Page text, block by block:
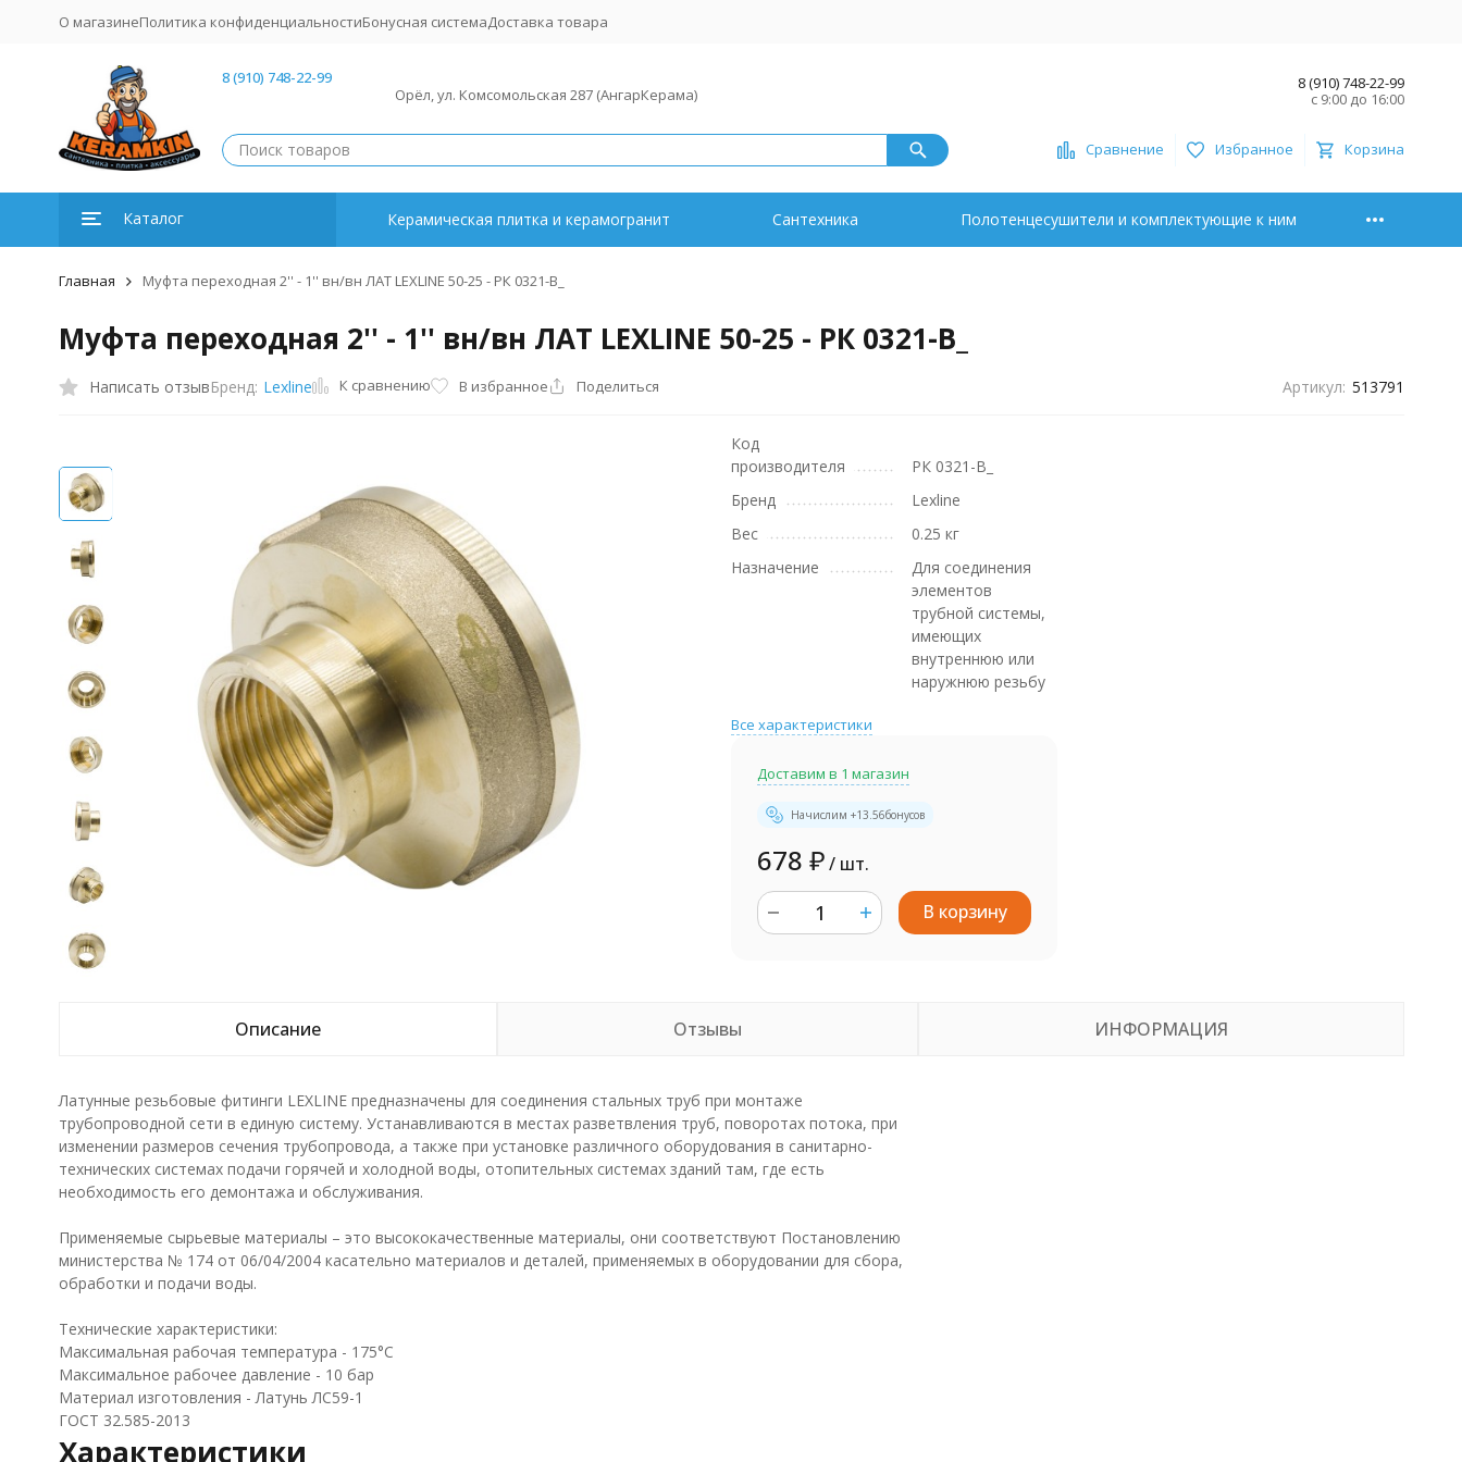
О магазинеПолитика конфиденциальностиБонусная системаДоставка товара
8 (910) 748-22-99
Орёл, ул. Комсомольская 287 (АнгарКерама)
8 (910) 748-22-99
с 9:00 до 16:00
Сравнение Избранное Корзина
Каталог Керамическая плитка и керамогранит Сантехника Полотенцесушители и комплектующие к ним
Главная Муфта переходная 2'' - 1'' вн/вн ЛАТ LEXLINE 50-25 - РК 0321-В_
Муфта переходная 2'' - 1'' вн/вн ЛАТ LEXLINE 50-25 - РК 0321-В_
Написать отзывБренд: Lexline К сравнению В избранное Поделиться Артикул: 513791
Код
производителя
РК 0321-В_
Бренд
Lexline
Вес
0.25 кг
Назначение
Для соединения
элементов
трубной системы,
имеющих
внутреннюю или
наружнюю резьбу
Все характеристики
Доставим в 1 магазин
Начислим +13.56бонусов
678 ₽/ шт.
В корзину
Описание Отзывы ИНФОРМАЦИЯ
Латунные резьбовые фитинги LEXLINE предназначены для соединения стальных труб при монтаже
трубопроводной сети в единую систему. Устанавливаются в местах разветвления труб, поворотах потока, при
изменении размеров сечения трубопровода, а также при установке различного оборудования в санитарно-
технических системах подачи горячей и холодной воды, отопительных системах зданий там, где есть
необходимость его демонтажа и обслуживания.
Применяемые сырьевые материалы – это высококачественные материалы, они соответствуют Постановлению
министерства № 174 от 06/04/2004 касательно материалов и деталей, применяемых в оборудовании для сбора,
обработки и подачи воды.
Технические характеристики:
Максимальная рабочая температура - 175°С
Максимальное рабочее давление - 10 бар
Материал изготовления - Латунь ЛС59-1
ГОСТ 32.585-2013
Характеристики